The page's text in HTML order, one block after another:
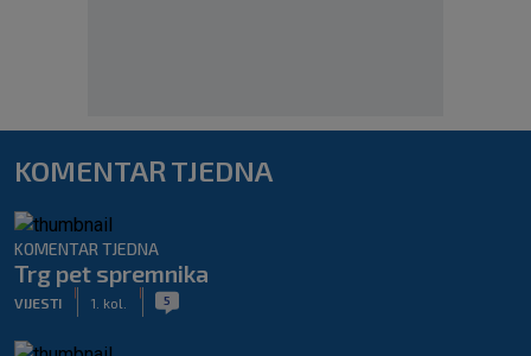
KOMENTAR TJEDNA
KOMENTAR TJEDNA
Trg pet spremnika
VIJESTI 1. kol. 5